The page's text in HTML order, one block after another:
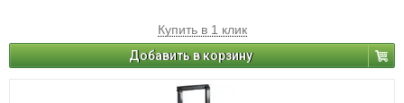
Купить в 1 клик
Добавить в корзину